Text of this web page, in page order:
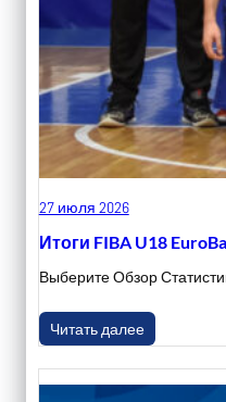
27 июля 2026
Итоги FIBA U18
Выберите Обзор
Читать далее